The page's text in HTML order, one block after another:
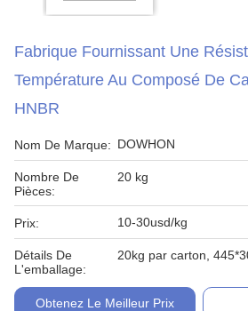
Fabrique Fournissant Une
Température Au Composé De
HNBR
Nom De Marque: DOWHON
Nombre De
Pièces:
20 kg
Prix: 10-30usd/kg
Détails De
L'emballage:
20kg par carton,
Obtenez Le Meilleur Prix